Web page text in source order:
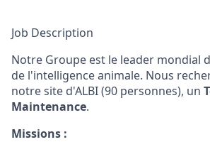
Job Description
Notre Groupe est le leader mondial
de l'intelligence animale. Nous
notre site d'ALBI (90 personnes), un
Maintenance.
Missions :